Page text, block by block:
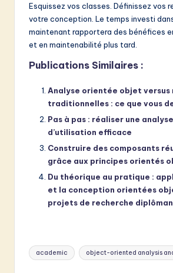
Esquissez vos classes. Définissez vos
votre conception. Le temps investi
maintenant rapportera des bénéfices
et en maintenabilité plus tard.
Publications Similaires :
Analyse orientée objet versus
traditionnelles : ce que vous
Pas à pas : réaliser une
d’utilisation efficace
Construire des composants
grâce aux principes orientés
Du théorique au pratique :
et la conception orientées
projets de recherche
Tags:
academic object-oriented analysis